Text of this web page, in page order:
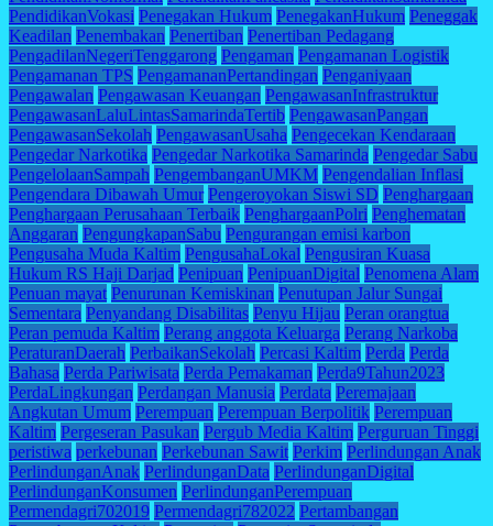
PendidikanVokasi Penegakan Hukum PenegakanHukum Peneggak
Keadilan Penembakan Penertiban Penertiban Pedagang
PengadilanNegeriTenggarong Pengaman Pengamanan Logistik
Pengamanan TPS PengamananPertandingan Penganiyaan
Pengawalan Pengawasan Keuangan PengawasanInfrastruktur
PengawasanLaluLintasSamarindaTertib PengawasanPangan
PengawasanSekolah PengawasanUsaha Pengecekan Kendaraan
Pengedar Narkotika Pengedar Narkotika Samarinda Pengedar Sabu
PengelolaanSampah PengembanganUMKM Pengendalian Inflasi
Pengendara Dibawah Umur Pengeroyokan Siswi SD Penghargaan
Penghargaan Perusahaan Terbaik PenghargaanPolri Penghematan
Anggaran PengungkapanSabu Pengurangan emisi karbon
Pengusaha Muda Kaltim PengusahaLokal Pengusiran Kuasa
Hukum RS Haji Darjad Penipuan PenipuanDigital Penomena Alam
Penuan mayat Penurunan Kemiskinan Penutupan Jalur Sungai
Sementara Penyandang Disabilitas Penyu Hijau Peran orangtua
Peran pemuda Kaltim Perang anggota Keluarga Perang Narkoba
PeraturanDaerah PerbaikanSekolah Percasi Kaltim Perda Perda
Bahasa Perda Pariwisata Perda Pemakaman Perda9Tahun2023
PerdaLingkungan Perdangan Manusia Perdata Peremajaan
Angkutan Umum Perempuan Perempuan Berpolitik Perempuan
Kaltim Pergeseran Pasukan Pergub Media Kaltim Perguruan Tinggi
peristiwa perkebunan Perkebunan Sawit Perkim Perlindungan Anak
PerlindunganAnak PerlindunganData PerlindunganDigital
PerlindunganKonsumen PerlindunganPerempuan
Permendagri702019 Permendagri782022 Pertambangan